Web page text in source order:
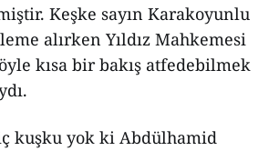
Keşke sayın Karakoyunlu
alırken Yıldız Mahkemesi
kısa bir bakış atfedebilmek
kuşku yok ki Abdülhamid